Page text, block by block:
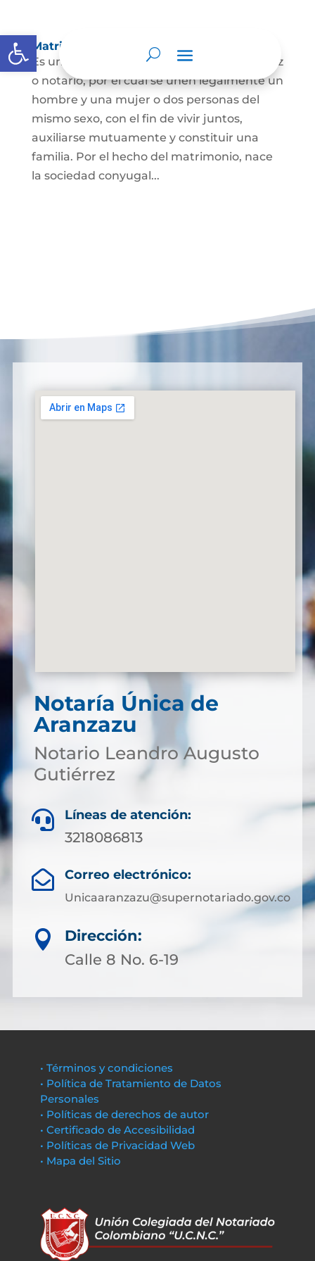
Abrir barra de herramientas
Matrimonio Civil
Es un contrato solemne celebrado ante juez
o notario, por el cual se unen legalmente un
hombre y una mujer o dos personas del
mismo sexo, con el fin de vivir juntos,
auxiliarse mutuamente y constituir una
familia. Por el hecho del matrimonio, nace
la sociedad conyugal...
Notaría Única de
Aranzazu
Notario Leandro Augusto
Gutiérrez
 Líneas de atención:
3218086813
 Correo electrónico:
Unicaaranzazu@supernotariado.gov.co

Dirección:
Calle 8 No. 6-19
• Términos y condiciones
• Política de Tratamiento de Datos
Personales
• Políticas de derechos de autor
• Certificado de Accesibilidad
• Políticas de Privacidad Web
• Mapa del Sitio